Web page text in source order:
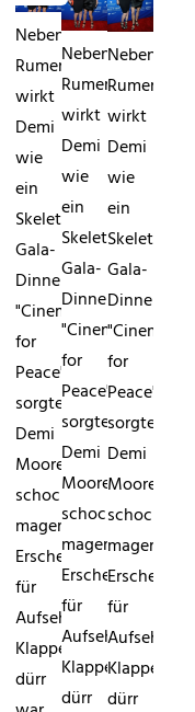
Neben
Rumer
wirkt
Demi
wie
ein
SkelettBeim
Gala-
Dinner
"Cinema
for
Peace"
sorgte
Demi
Moores
schockierend
magere
Erscheinung
für
Aufsehen.
Klapper-
dürr
Neben
Rumer
wirkt
Demi
wie
ein
SkelettBeim
Gala-
Dinner
"Cinema
for
Peace"
sorgte
Demi
Moores
schockierend
magere
Erscheinung
für
Aufsehen.
Klapper-
dürr
Neben
Rumer
wirkt
Demi
wie
ein
SkelettBeim
Gala-
Dinner
"Cinema
for
Peace"
sorgte
Demi
Moores
schockierend
magere
Erscheinung
für
Aufsehen.
Klapper-
dürr